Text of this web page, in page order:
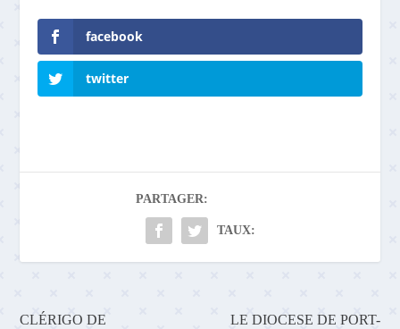
facebook
twitter
PARTAGER:
TAUX:
CLÉRIGO DE
LE DIOCESE DE PORT-